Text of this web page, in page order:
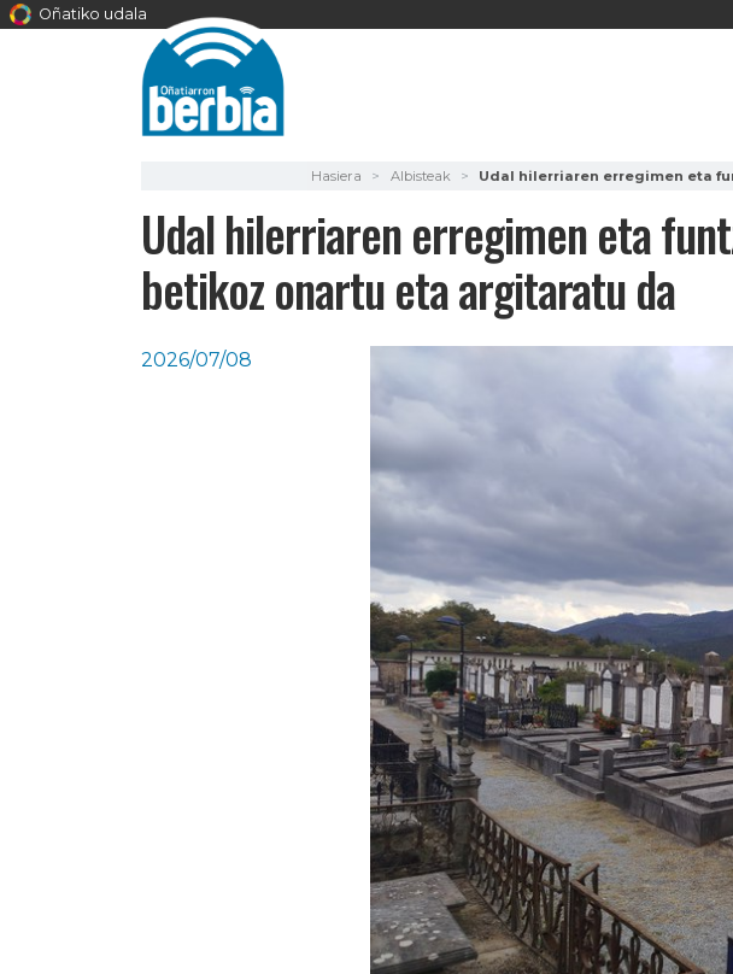
Oñatiko udala
Hasiera Albisteak Udal hilerriaren erregimen eta
Udal hilerriaren erregimen eta
betikoz onartu eta argitaratu da
2026/07/08